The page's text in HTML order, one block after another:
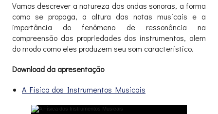
Vamos descrever a natureza das ondas sonoras, a forma
como se propaga, a altura das notas musicais e a
importância do fenômeno de ressonância na
compreensão das propriedades dos instrumentos, alem
do modo como eles produzem seu som característico.
Download da apresentação
A Física dos Instrumentos Musicais